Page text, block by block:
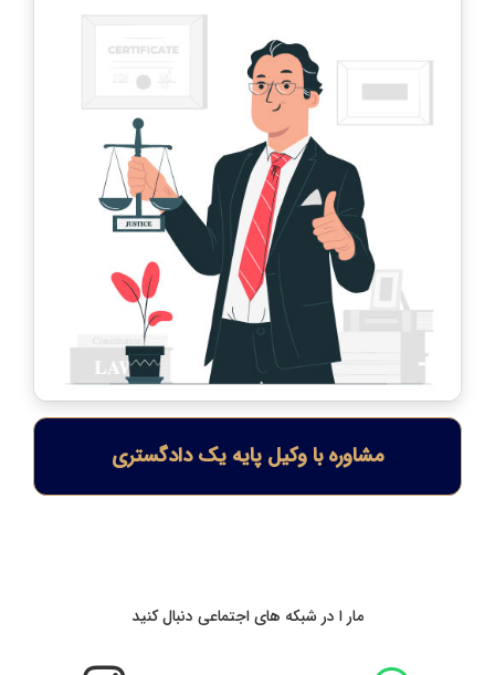
مشاوره با وکیل پایه یک دادگستری
مار ا در شبکه های اجتماعی دنبال کنید